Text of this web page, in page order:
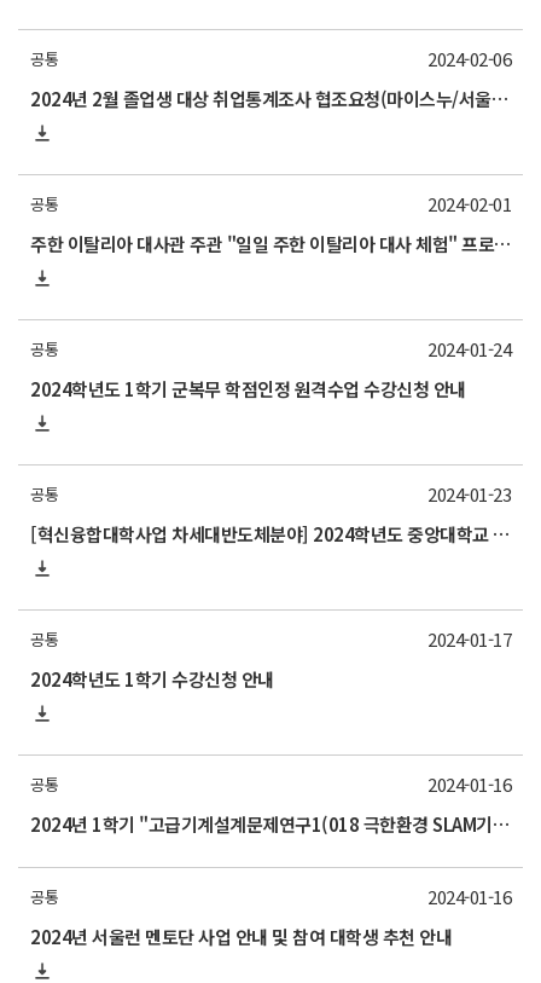
공통
2024년 2월 졸업생 대상 취업통계조사 협조요청(마이스누/서울대학교App 설문조사 참여안내)
2024-02-06
공통
주한 이탈리아 대사관 주관 "일일 주한 이탈리아 대사 체험" 프로그램 홍보
2024-02-01
공통
2024학년도 1학기 군복무 학점인정 원격수업 수강신청 안내
2024-01-24
공통
[혁신융합대학사업 차세대반도체분야] 2024학년도 중앙대학교 1학기 교류 수학 안내
2024-01-23
공통
2024학년도 1학기 수강신청 안내
2024-01-17
공통
2024년 1학기 "고급기계설계문제연구1(018 극한환경 SLAM기법)" 교과목 수강 안내
2024-01-16
공통
2024년 서울런 멘토단 사업 안내 및 참여 대학생 추천 안내
2024-01-16